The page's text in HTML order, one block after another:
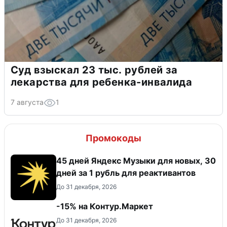
Суд взыскал 23 тыс. рублей за
лекарства для ребенка-инвалида
7 августа 1
Промокоды
45 дней Яндекс Музыки для новых, 30
дней за 1 рубль для реактивантов
До 31 декабря, 2026
-15% на Контур.Маркет
До 31 декабря, 2026